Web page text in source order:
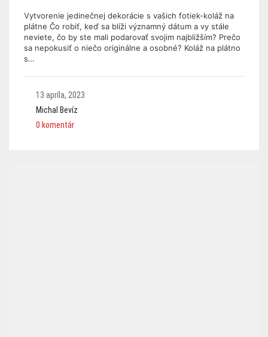
Vytvorenie jedinečnej dekorácie s vašich fotiek-koláž na
plátne Čo robiť, keď sa blíži významný dátum a vy stále
neviete, čo by ste mali podarovať svojim najbližším? Prečo
sa nepokusiť o niečo originálne a osobné? Koláž na plátno
s…
13 apríla, 2023
Michal Bevíz
0 komentár